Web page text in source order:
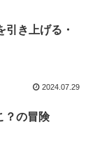
引き上げる・
2024.07.29
？の冒険